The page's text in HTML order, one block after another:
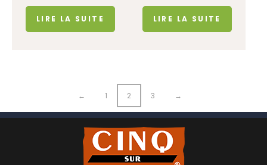
LIRE LA SUITE LIRE LA SUITE
← 1 2 3 →